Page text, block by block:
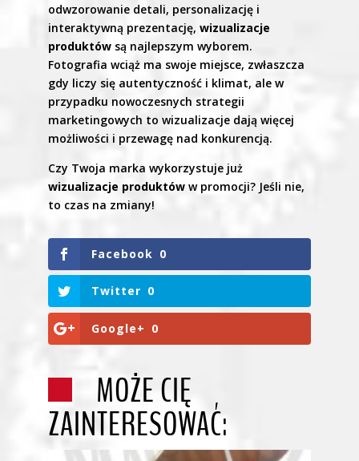
odwzorowanie detali, personalizację i
interaktywną prezentację, wizualizacje
produktówsą najlepszym wyborem.
Fotografia wciąż ma swoje miejsce, zwłaszcza
gdy liczy się autentyczność i klimat, ale w
przypadku nowoczesnych strategii
marketingowych to wizualizacje dają więcej
możliwości i przewagę nad konkurencją.
Czy Twoja marka wykorzystuje już
wizualizacje produktóww promocji? Jeśli nie,
to czas na zmiany!
Facebook 0
Twitter 0
Google+ 0
MOŻE CIĘ
ZAINTERESOWAĆ: